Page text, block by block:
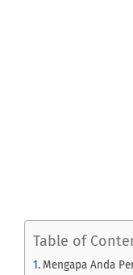
Table of
Mengapa Anda